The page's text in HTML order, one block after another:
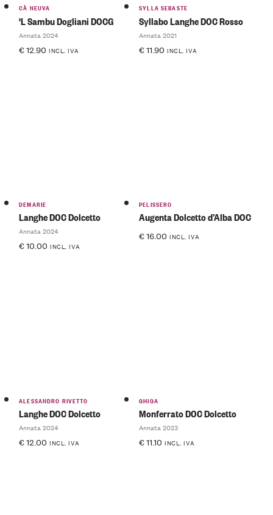
CÀ NEUVA
'L Sambu Dogliani DOCG
Annata 2024
€12.90 INCL. IVA
SYLLA SEBASTE
Syllabo Langhe DOC Rosso
Annata 2021
€11.90 INCL. IVA
DEMARIE
Langhe DOC Dolcetto
Annata 2024
€10.00 INCL. IVA
PELISSERO
Augenta Dolcetto d’Alba DOC
€16.00 INCL. IVA
ALESSANDRO RIVETTO
Langhe DOC Dolcetto
Annata 2024
€12.00 INCL. IVA
GHIGA
Monferrato DOC Dolcetto
Annata 2023
€11.10 INCL. IVA